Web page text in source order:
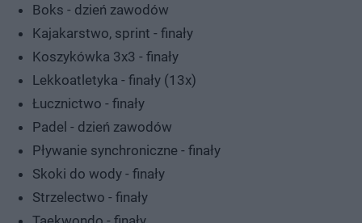
Boks - dzień zawodów
Kajakarstwo, sprint - finały
Koszykówka 3x3 - finały
Lekkoatletyka - finały (13x)
Łucznictwo - finały
Padel - dzień zawodów
Pływanie synchroniczne - finały
Skoki do wody - finały
Strzelectwo - finały